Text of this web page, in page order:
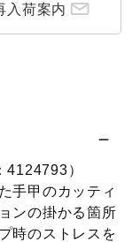
入荷案内
）
手甲のカッティ
ンの掛かる箇所
時のストレスを